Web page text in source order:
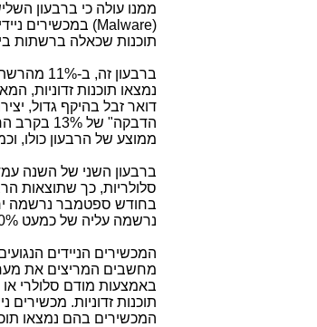
ממנו עולה כי ברבעון
(
Malware) במכשירים
תוכנות שכאלה ברשתות
נמצאו תוכנות זדוניות,
דואר זבל בהיקף גדול,
ממוצע של הרבעון כולו,
בחודש ספטמבר נרשמה
נרשמה עליה של כמעט 20% בקצב ההדבקה של המכשירים הניידים.
מחשבים המריצים את
באמצעות מודם סלולרי או
תוכנות זדוניות.
המכשירים בהם נמצאו